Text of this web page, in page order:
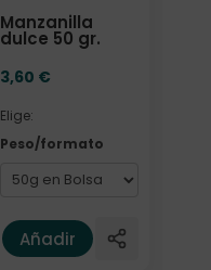
Manzanilla
dulce 50 gr.
3,60 €
Elige:
Peso/formato
Añadir